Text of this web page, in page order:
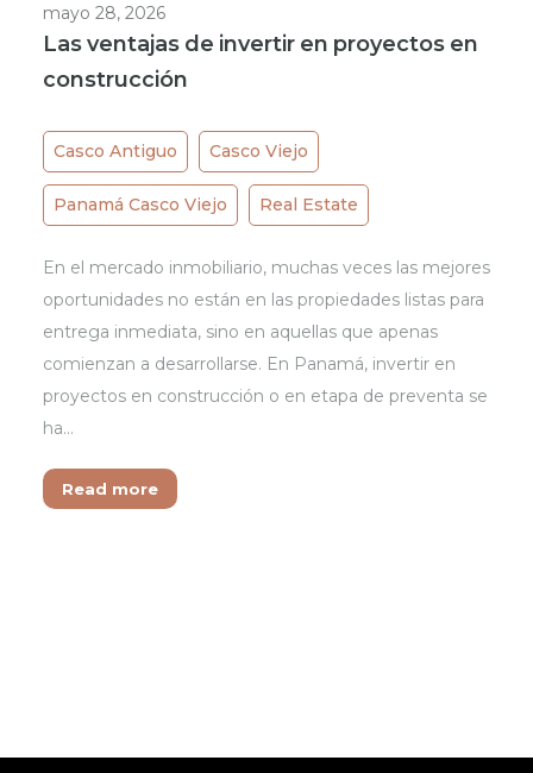
mayo 28, 2026
Las ventajas de invertir en proyectos en
construcción
Casco Antiguo Casco Viejo
Panamá Casco Viejo Real Estate
En el mercado inmobiliario, muchas veces las mejores
oportunidades no están en las propiedades listas para
entrega inmediata, sino en aquellas que apenas
comienzan a desarrollarse. En Panamá, invertir en
proyectos en construcción o en etapa de preventa se
ha…
Read more